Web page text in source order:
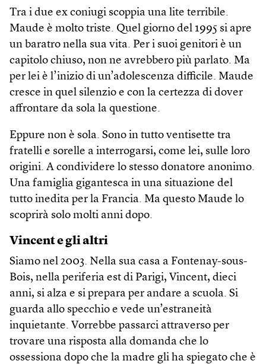
Tra i due ex coniugi scoppia una lite terribile.
Maude è molto triste. Quel giorno del 1995 si apre
un baratro nella sua vita. Per i suoi genitori è un
capitolo chiuso, non ne avrebbero più parlato. Ma
per lei è l’inizio di un’adolescenza difficile. Maude
cresce in quel silenzio e con la certezza di dover
affrontare da sola la questione.
Eppure non è sola. Sono in tutto ventisette tra
fratelli e sorelle a interrogarsi, come lei, sulle loro
origini. A condividere lo stesso donatore anonimo.
Una famiglia gigantesca in una situazione del
tutto inedita per la Francia. Ma questo Maude lo
scoprirà solo molti anni dopo.
Vincent e gli altri
Siamo nel 2003. Nella sua casa a Fontenay-sous-
Bois, nella periferia est di Parigi, Vincent, dieci
anni, si alza e si prepara per andare a scuola. Si
guarda allo specchio e vede un’estraneità
inquietante. Vorrebbe passarci attraverso per
trovare una risposta alla domanda che lo
ossessiona dopo che la madre gli ha spiegato che è